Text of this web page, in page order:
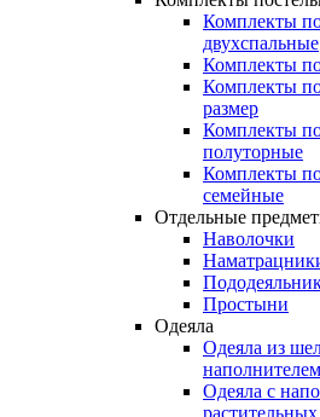
Комплекты
двухспальные
Комплекты
Комплекты
размер
Комплекты
полуторные
Комплекты
семейные
Отдельные
Наволочки
Простыни
Одеяла
Одеяла из
наполнителем
Одеяла с